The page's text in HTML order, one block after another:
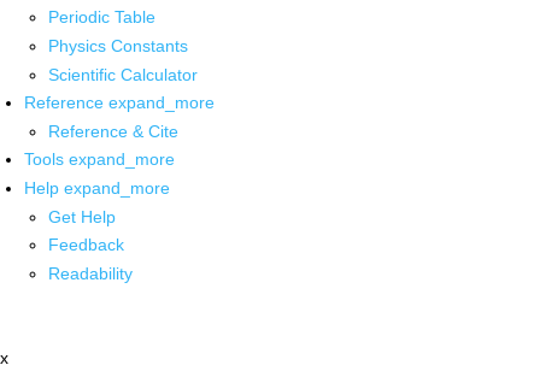
Periodic Table
Physics Constants
Scientific Calculator
Reference expand_more
Reference & Cite
Tools expand_more
Help expand_more
Get Help
Feedback
Readability
x